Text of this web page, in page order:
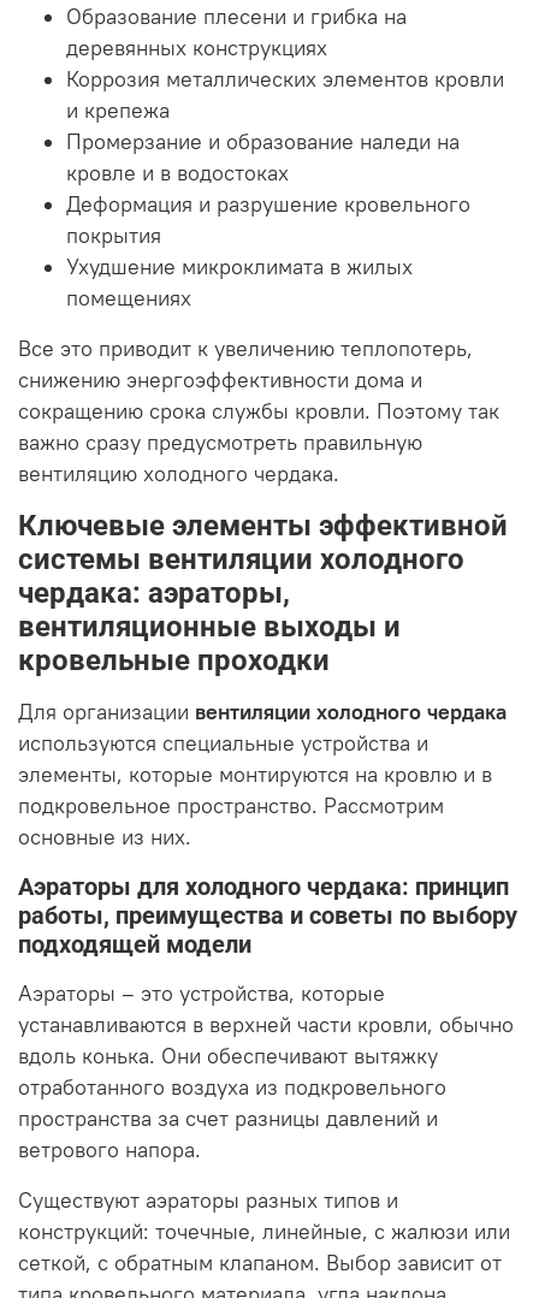
Образование плесени и грибка на
деревянных конструкциях
Коррозия металлических элементов кровли
и крепежа
Промерзание и образование наледи на
кровле и в водостоках
Деформация и разрушение кровельного
покрытия
Ухудшение микроклимата в жилых
помещениях
Все это приводит к увеличению теплопотерь,
снижению энергоэффективности дома и
сокращению срока службы кровли. Поэтому так
важно сразу предусмотреть правильную
вентиляцию холодного чердака.
Ключевые элементы эффективной
системы вентиляции холодного
чердака: аэраторы,
вентиляционные выходы и
кровельные проходки
Для организации вентиляции холодного чердака
используются специальные устройства и
элементы, которые монтируются на кровлю и в
подкровельное пространство. Рассмотрим
основные из них.
Аэраторы для холодного чердака: принцип
работы, преимущества и советы по выбору
подходящей модели
Аэраторы – это устройства, которые
устанавливаются в верхней части кровли, обычно
вдоль конька. Они обеспечивают вытяжку
отработанного воздуха из подкровельного
пространства за счет разницы давлений и
ветрового напора.
Существуют аэраторы разных типов и
конструкций: точечные, линейные, с жалюзи или
сеткой, с обратным клапаном. Выбор зависит от